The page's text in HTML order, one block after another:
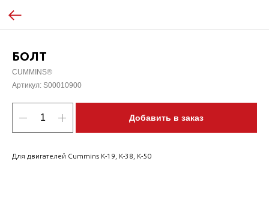
БОЛТ
CUMMINS®
Артикул: S00010900
Добавить в заказ
Для двигателей Cummins K-19, K-38, K-50